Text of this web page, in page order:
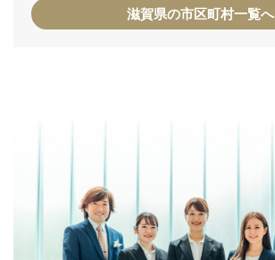
滋賀県の市区町村一覧へ